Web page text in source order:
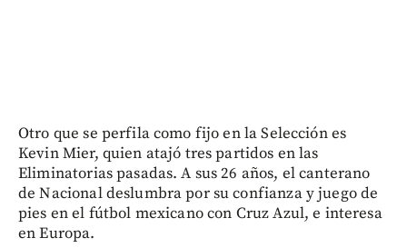
Otro que se perfila como fijo en la Selección es
Kevin Mier, quien atajó tres partidos en las
Eliminatorias pasadas. A sus 26 años, el canterano
de Nacional deslumbra por su confianza y juego de
pies en el fútbol mexicano con Cruz Azul, e interesa
en Europa.